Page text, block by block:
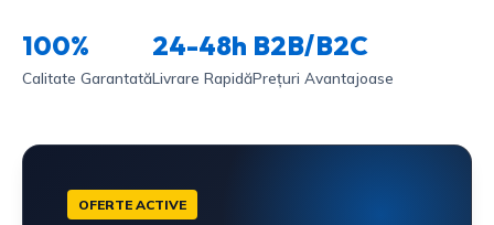
100%
Calitate Garantată
24-48h
Livrare Rapidă
B2B/B2C
Prețuri Avantajoase
OFERTE ACTIVE